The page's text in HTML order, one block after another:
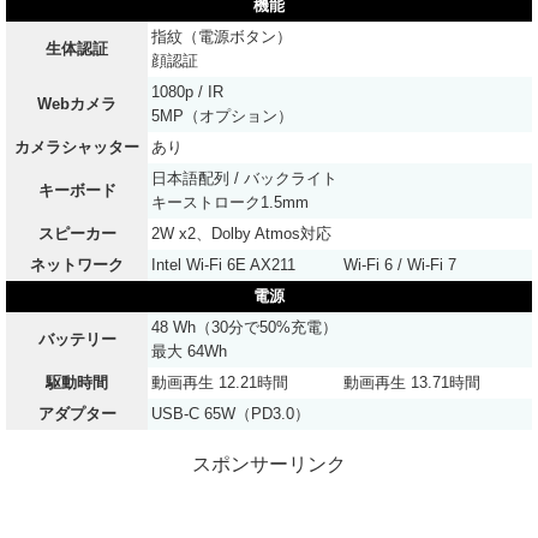
機能
生体認証
指紋（電源ボタン）
顔認証
Webカメラ
1080p / IR
5MP（オプション）
カメラシャッター
あり
キーボード
日本語配列 / バックライト
キーストローク1.5mm
スピーカー
2W x2、Dolby Atmos対応
ネットワーク
Intel Wi-Fi 6E AX211
Wi-Fi 6 / Wi-Fi 7
電源
バッテリー
48 Wh（30分で50%充電）
最大 64Wh
駆動時間
動画再生 12.21時間
動画再生 13.71時間
アダプター
USB-C 65W（PD3.0）
スポンサーリンク